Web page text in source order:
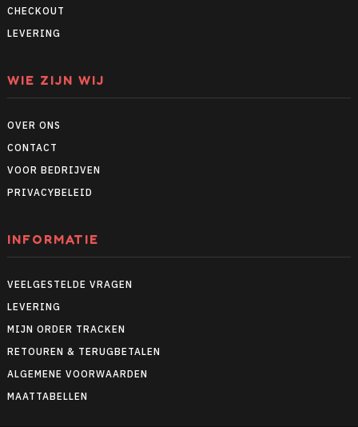
CHECKOUT
LEVERING
WIE ZIJN WIJ
OVER ONS
CONTACT
VOOR BEDRIJVEN
PRIVACYBELEID
INFORMATIE
VEELGESTELDE VRAGEN
LEVERING
MIJN ORDER TRACKEN
RETOUREN & TERUGBETALEN
ALGEMENE VOORWAARDEN
MAATTABELLEN